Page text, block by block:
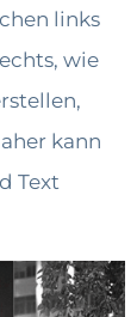
links
wie
kann
Text